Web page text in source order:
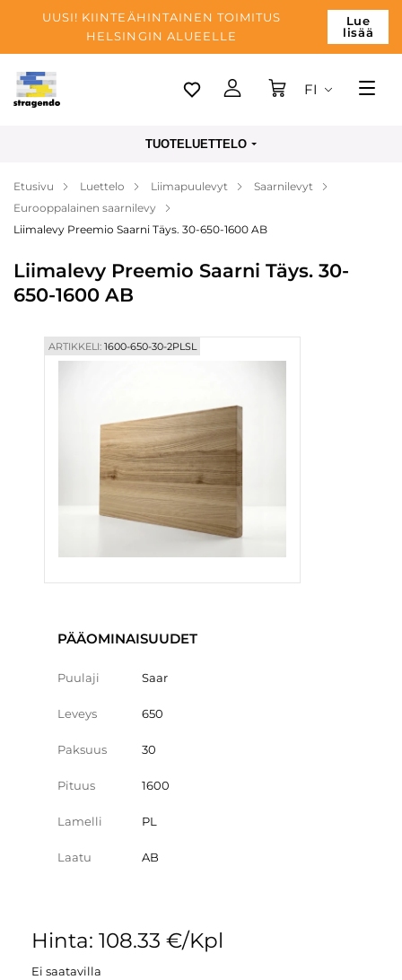
UUSI! KIINTEÄHINTAINEN TOIMITUS
HELSINGIN ALUEELLE
Lue
lisää
Tallinn
Maksu
Yrityksen
Blogi
Yhteystiedot
FI
TUOTELUETTELO
Etusivu Luettelo Liimapuulevyt
Saarnilevyt
Eurooppalainen saarnilevy
Liimalevy Preemio Saarni Täys. 30-650-1600 AB
Liimalevy Preemio Saarni Täys. 30-
650-1600 AB
ARTIKKELI:1600-650-30-2PLSL
PÄÄOMINAISUUDET
Puulaji Saar
Leveys 650
Paksuus 30
Pituus 1600
Lamelli PL
Laatu AB
Hinta: 108.33 €/Kpl
Ei saatavilla